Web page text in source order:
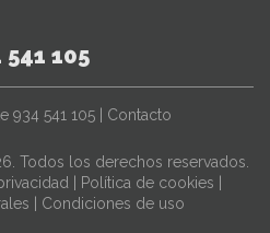
541 105
934 541 105 | Contacto
Todos los derechos reservados.
| Política de cookies |
| Condiciones de uso